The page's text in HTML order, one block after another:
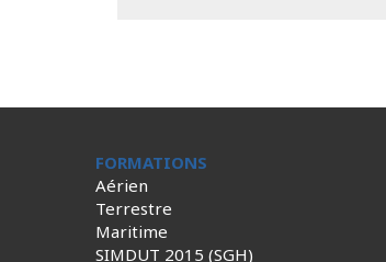
FORMATIONS
Aérien
Terrestre
Maritime
SIMDUT 2015 (SGH)